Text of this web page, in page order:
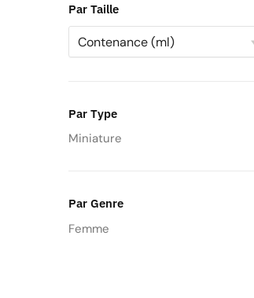
Par Taille
Par Type
Miniature
Par Genre
Femme